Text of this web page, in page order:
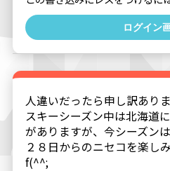
ログイン
人違いだったら申し訳ありま
スキーシーズン中は北海道
がありますが、今シーズン
２８日からのニセコを楽し
f(^^;